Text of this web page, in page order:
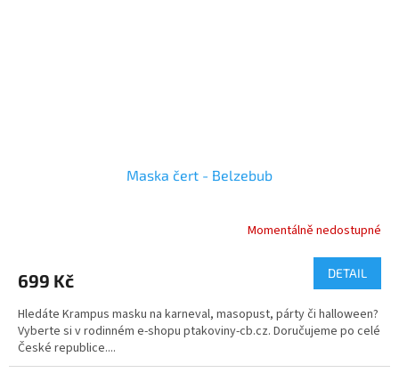
Maska čert - Belzebub
je
z
5
hvězdiček.
Momentálně nedostupné
699 Kč DETAIL
Hledáte Krampus masku na karneval, masopust, párty či halloween?
Vyberte si v rodinném e-shopu ptakoviny-cb.cz. Doručujeme po celé
České republice....